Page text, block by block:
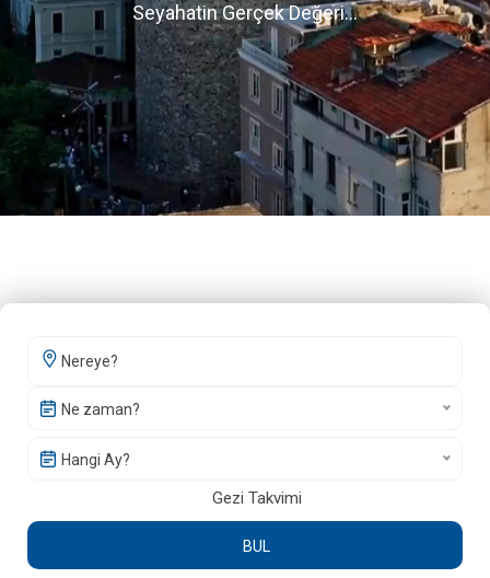
Seyahatin Gerçek Değeri...
Ne zaman?
Hangi Ay?
Gezi Takvimi
BUL